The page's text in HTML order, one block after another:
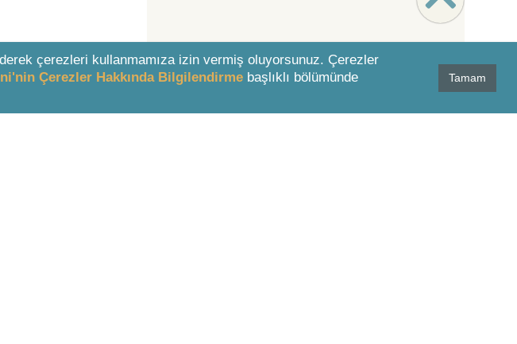
çerezleri kullanmamıza izin vermiş oluyorsunuz. Çerezler
Çerezler Hakkında Bilgilendirme başlıklı bölümünde
Tamam